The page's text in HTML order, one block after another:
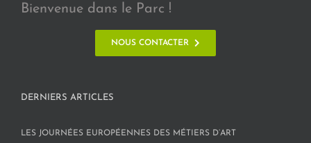
Bienvenue dans le Parc !
NOUS CONTACTER
DERNIERS ARTICLES
LES JOURNÉES EUROPÉENNES DES MÉTIERS D’ART